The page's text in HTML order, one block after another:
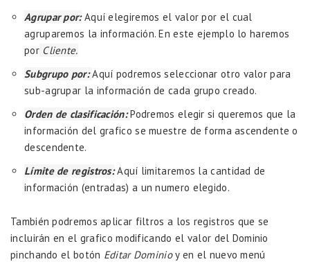
Agrupar por:Aquí elegiremos el valor por el cual
agruparemos la información. En este ejemplo lo haremos
porCliente.
Subgrupo por: Aquí podremos seleccionar otro valor para
sub-agrupar la información de cada grupo creado.
Orden de clasificación: Podremos elegir si queremos que la
información del grafico se muestre de forma ascendente o
descendente.
Límite de registros:Aquí limitaremos la cantidad de
información (entradas) a un numero elegido.
También podremos aplicar filtros a los registros que se
incluirán en el grafico modificando el valor del Dominio
pinchando el botón Editar Dominioy en el nuevo menú